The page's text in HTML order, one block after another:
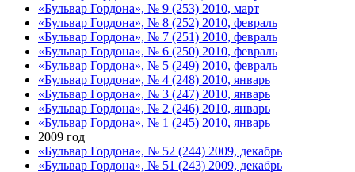
«Бульвар Гордона», № 9 (253) 2010, март
«Бульвар Гордона», № 8 (252) 2010, февраль
«Бульвар Гордона», № 7 (251) 2010, февраль
«Бульвар Гордона», № 6 (250) 2010, февраль
«Бульвар Гордона», № 5 (249) 2010, февраль
«Бульвар Гордона», № 4 (248) 2010, январь
«Бульвар Гордона», № 3 (247) 2010, январь
«Бульвар Гордона», № 2 (246) 2010, январь
«Бульвар Гордона», № 1 (245) 2010, январь
2009 год
«Бульвар Гордона», № 52 (244) 2009, декабрь
«Бульвар Гордона», № 51 (243) 2009, декабрь